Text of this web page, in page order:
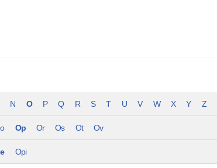
N O P Q R S T U V W X Y Z
Op Or Os Ot Ov
Opi